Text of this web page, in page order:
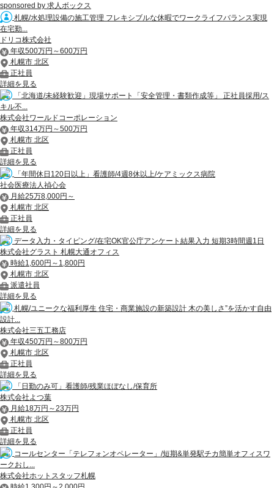
sponsored by 求人ボックス
札幌/水処理設備の施工管理 フレキシブルな休暇でワークライフバランス実現
在宅勤...
ドリコ株式会社
年収500万円～600万円
札幌市 北区
正社員
詳細を見る
「北海道/未経験歓迎」現場サポート「安全管理・書類作成等」 正社員採用/ス
キル不...
株式会社ワールドコーポレーション
年収314万円～500万円
札幌市 北区
正社員
詳細を見る
「年間休日120日以上」看護師/4週8休以上/ケアミックス病院
社会医療法人禎心会
月給25万8,000円～
札幌市 北区
正社員
詳細を見る
データ入力・タイピング/在宅OK官公庁アンケート結果入力 短期3時間週1日
株式会社グラスト 札幌大通オフィス
時給1,600円～1,800円
札幌市 北区
派遣社員
詳細を見る
札幌/ユニークな福利厚生 住宅・商業施設の新築設計 木の美しさ”を活かす自由
設計...
株式会社三五工務店
年収450万円～800万円
札幌市 北区
正社員
詳細を見る
「日勤のみ可」看護師/残業ほぼなし/保育所
株式会社よつ葉
月給18万円～23万円
札幌市 北区
正社員
詳細を見る
コールセンター「テレフォンオペレーター」/短期&単発駅チカ簡単オフィスワ
ークおし...
株式会社ホットスタッフ札幌